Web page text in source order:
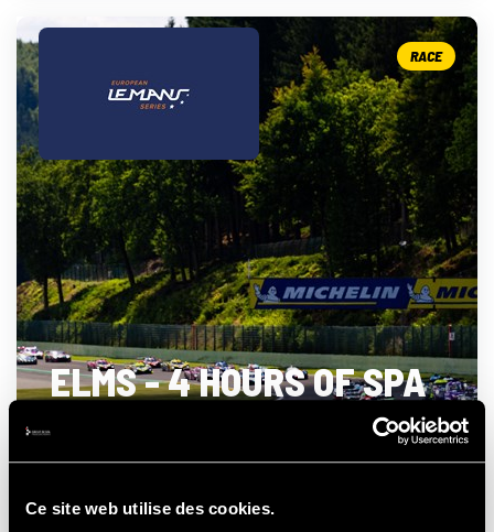
Ce site web utilise des cookies.
ELMS - 4 HOURS OF SPA
- FRANCORCHAMPS
RACE